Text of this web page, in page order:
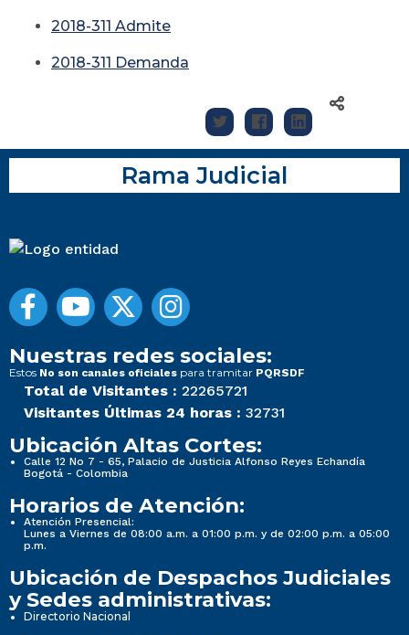
2018-311 Admite
2018-311 Demanda
Rama Judicial
Nuestras redes sociales:
Estos No son canales oficiales para tramitar PQRSDF
Total de Visitantes : 22265721
Visitantes Últimas 24 horas : 32731
Ubicación Altas Cortes:
Calle 12 No 7 - 65, Palacio de Justicia Alfonso Reyes Echandía
Bogotá - Colombia
Horarios de Atención:
Atención Presencial:
Lunes a Viernes de 08:00 a.m. a 01:00 p.m. y de 02:00 p.m. a 05:00
p.m.
Ubicación de Despachos Judiciales
y Sedes administrativas:
Directorio Nacional